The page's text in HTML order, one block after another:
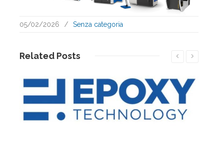
05/02/2026 / Senza categoria
Related Posts